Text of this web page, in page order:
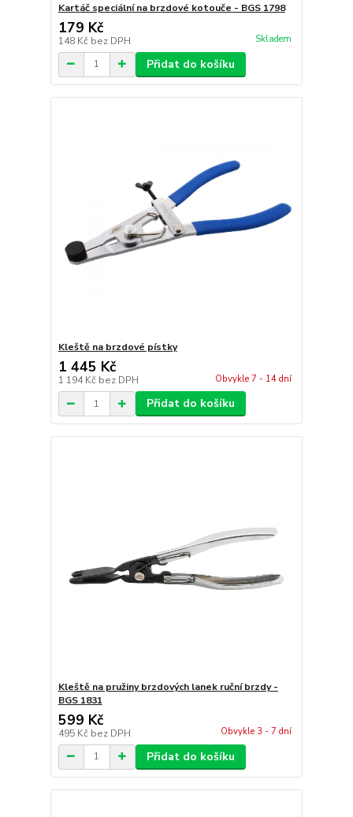
Kartáč speciální na brzdové kotouče - BGS 1798
179 Kč
148 Kč bez DPH Skladem
Přidat do košíku
Kleště na brzdové pístky
1 445 Kč
1 194 Kč bez DPH Obvykle 7 - 14 dní
Přidat do košíku
Kleště na pružiny brzdových lanek ruční brzdy -
BGS 1831
599 Kč
495 Kč bez DPH Obvykle 3 - 7 dní
Přidat do košíku